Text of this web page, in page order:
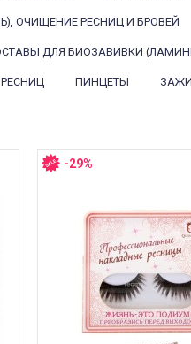
ОЧИЩЕНИЕ РЕСНИЦ И БРОВЕЙ
ДЛЯ БИОЗАВИВКИ
ПИНЦЕТЫ
-29%